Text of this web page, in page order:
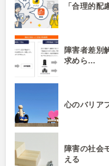
「合理的配
障害者差別
求めら…
心のバリア
障害の社会
える